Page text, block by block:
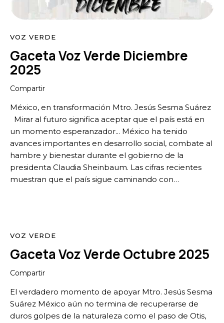
VOZ VERDE
Gaceta Voz Verde Diciembre
2025
Compartir
México, en transformación Mtro. Jesús Sesma Suárez
Mirar al futuro significa aceptar que el país está en
un momento esperanzador... México ha tenido
avances importantes en desarrollo social, combate al
hambre y bienestar durante el gobierno de la
presidenta Claudia Sheinbaum. Las cifras recientes
muestran que el país sigue caminando con…
VOZ VERDE
Gaceta Voz Verde Octubre 2025
Compartir
El verdadero momento de apoyar Mtro. Jesús Sesma
Suárez México aún no termina de recuperarse de
duros golpes de la naturaleza como el paso de Otis,